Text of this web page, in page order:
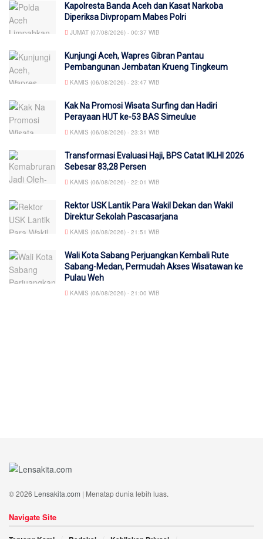
Kapolresta Banda Aceh dan Kasat Narkoba
Diperiksa Divpropam Mabes Polri
JUMAT (07/08/2026) - 00:37 WIB
Kunjungi Aceh, Wapres Gibran Pantau
Pembangunan Jembatan Krueng Tingkeum
KAMIS (06/08/2026) - 23:47 WIB
Kak Na Promosi Wisata Surfing dan Hadiri
Perayaan HUT ke-53 BAS Simeulue
KAMIS (06/08/2026) - 23:31 WIB
Transformasi Evaluasi Haji, BPS Catat IKLHI 2026
Sebesar 83,28 Persen
KAMIS (06/08/2026) - 22:01 WIB
Rektor USK Lantik Para Wakil Dekan dan Wakil
Direktur Sekolah Pascasarjana
KAMIS (06/08/2026) - 21:51 WIB
Wali Kota Sabang Perjuangkan Kembali Rute
Sabang-Medan, Permudah Akses Wisatawan ke
Pulau Weh
KAMIS (06/08/2026) - 21:00 WIB
© 2026 Lensakita.com | Menatap dunia lebih luas.
Navigate Site